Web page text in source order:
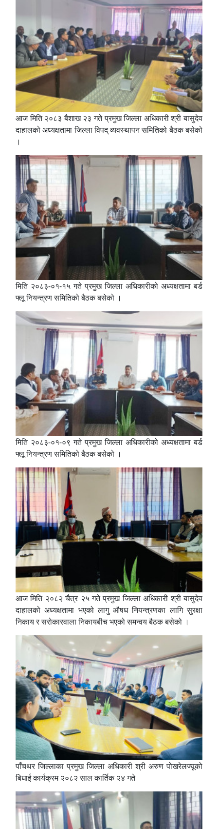
आज मिति २०८३ बैशाख २३ गते प्रमुख जिल्ला अधिकारी श्री बासुदेव
दाहालको अध्यक्षतामा जिल्ला विपद् व्यवस्थापन समितिको बैठक बसेको
।
मिति २०८३-०१-१५ गते प्रमुख जिल्ला अधिकारीको अध्यक्षतामा बर्ड
फ्लू नियन्त्रण समितिको बैठक बसेको ।
मिति २०८३-०१-०९ गते प्रमुख जिल्ला अधिकारीको अध्यक्षतामा बर्ड
फ्लू नियन्त्रण समितिको बैठक बसेको ।
आज मिति २०८२ चैत्र २५ गते प्रमुख जिल्ला अधिकारी श्री बासुदेव
दाहालको अध्यक्षतामा भएको लागु औषध नियन्त्रणका लागि सुरक्षा
निकाय र सरोकारवाला निकायबीच भएको समन्वय बैठक बसेको ।
पाँचथर जिल्लाका प्रमुख जिल्ला अधिकारी श्री अरुण पोखरेलज्यूको
बिधाई कार्यक्रम २०८२ साल कार्तिक २४ गते